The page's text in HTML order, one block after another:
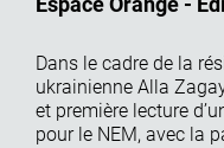
Espace Orange -
Dans le cadre de la
ukrainienne Alla
et première lecture
pour le NEM, avec la